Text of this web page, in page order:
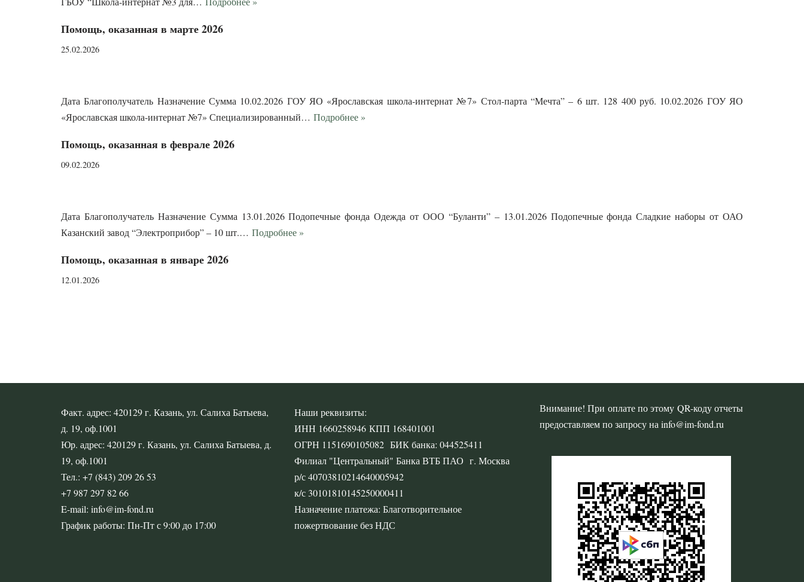
Помощь, оказанная в марте 2026
25.02.2026
Дата Благополучатель Назначение Сумма 10.02.2026 ГОУ ЯО «Ярославская школа-интернат №7» Стол-парта “Мечта” – 6 шт. 128 400 руб. 10.02.2026 ГОУ ЯО
«Ярославская школа-интернат №7» Специализированный… Подробнее »
Помощь, оказанная в феврале 2026
09.02.2026
Дата Благополучатель Назначение Сумма 13.01.2026 Подопечные фонда Одежда от ООО “Буланти” – 13.01.2026 Подопечные фонда Сладкие наборы от ОАО
Казанский завод “Электроприбор” – 10 шт.… Подробнее »
Помощь, оказанная в январе 2026
12.01.2026
Факт. адрес: 420129 г. Казань, ул. Салиха Батыева,
д. 19, оф.1001
Юр. адрес: 420129 г. Казань, ул. Салиха Батыева, д.
19, оф.1001
Тел.: +7 (843) 209 26 53
+7 987 297 82 66
E-mail: info@im-fond.ru
График работы: Пн-Пт с 9:00 до 17:00
Наши реквизиты:
ИНН 1660258946 КПП 168401001
ОГРН 1151690105082 БИК банка: 044525411
Филиал "Центральный" Банка ВТБ ПАО г. Москва
р/с 40703810214640005942
к/с 30101810145250000411
Назначение платежа: Благотворительное
пожертвование без НДС
Внимание! При оплате по этому QR-коду отчеты
предоставляем по запросу на info@im-fond.ru